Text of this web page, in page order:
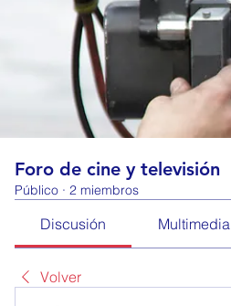
Foro de cine y televisión
Público · 2 miembros
Discusión Multimedia
Volver